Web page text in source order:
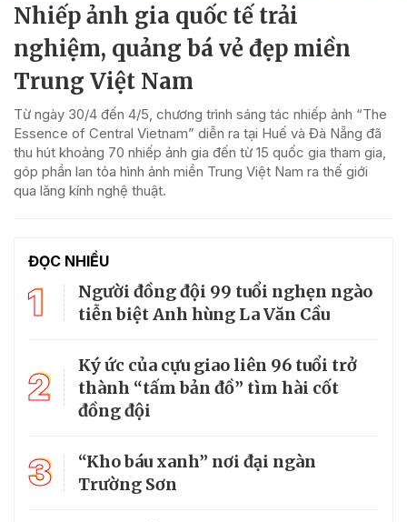
Nhiếp ảnh gia quốc tế trải
nghiệm, quảng bá vẻ đẹp miền
Trung Việt Nam
Từ ngày 30/4 đến 4/5, chương trình sáng tác nhiếp ảnh “The
Essence of Central Vietnam” diễn ra tại Huế và Đà Nẵng đã
thu hút khoảng 70 nhiếp ảnh gia đến từ 15 quốc gia tham gia,
góp phần lan tỏa hình ảnh miền Trung Việt Nam ra thế giới
qua lăng kính nghệ thuật.
ĐỌC NHIỀU
1
Người đồng đội 99 tuổi nghẹn ngào
tiễn biệt Anh hùng La Văn Cầu
2
Ký ức của cựu giao liên 96 tuổi trở
thành “tấm bản đồ” tìm hài cốt
đồng đội
3
“Kho báu xanh” nơi đại ngàn
Trường Sơn